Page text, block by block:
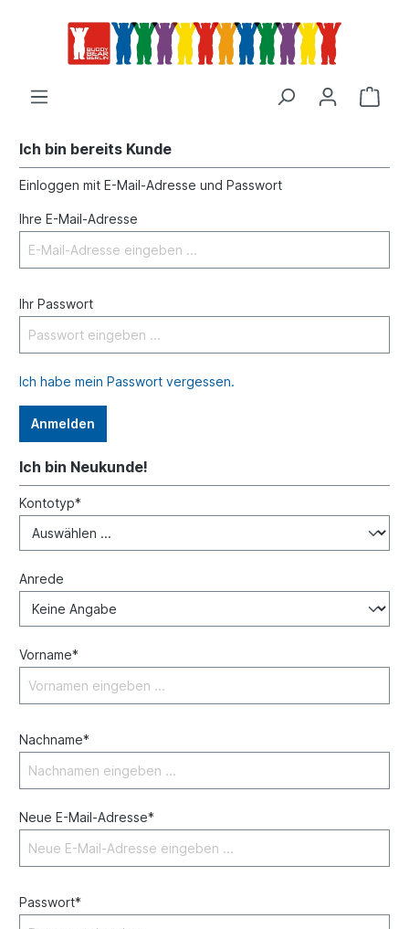
Ich bin bereits Kunde
Einloggen mit E-Mail-Adresse und Passwort
Ihre E-Mail-Adresse
Ihr Passwort
Ich habe mein Passwort vergessen.
Anmelden
Ich bin Neukunde!
Kontotyp*
Anrede
Vorname*
Nachname*
Neue E-Mail-Adresse*
Passwort*